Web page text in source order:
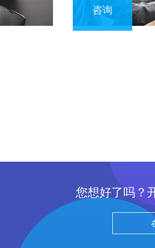
咨询
您想好了吗？